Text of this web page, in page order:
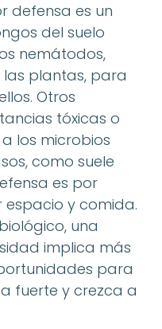
defensa es un
del suelo
nemátodos,
plantas, para
Otros
tóxicas o
los microbios
como suele
es por
y comida.
una
implica más
para
fuerte y crezca a